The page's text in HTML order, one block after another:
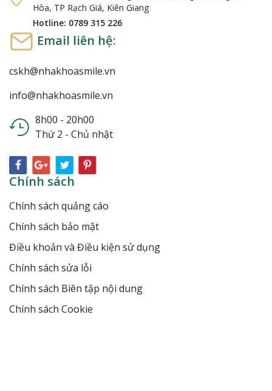
Hòa, TP Rạch Giá, Kiên Giang
Hotline: 0789 315 226
Email liên hệ:
cskh@nhakhoasmile.vn
info@nhakhoasmile.vn
8h00 - 20h00
Thứ 2 - Chủ nhật
Chính sách
Chính sách quảng cáo
Chính sách bảo mật
Điều khoản và Điều kiện sử dụng
Chính sách sửa lỗi
Chính sách Biên tập nội dung
Chính sách Cookie